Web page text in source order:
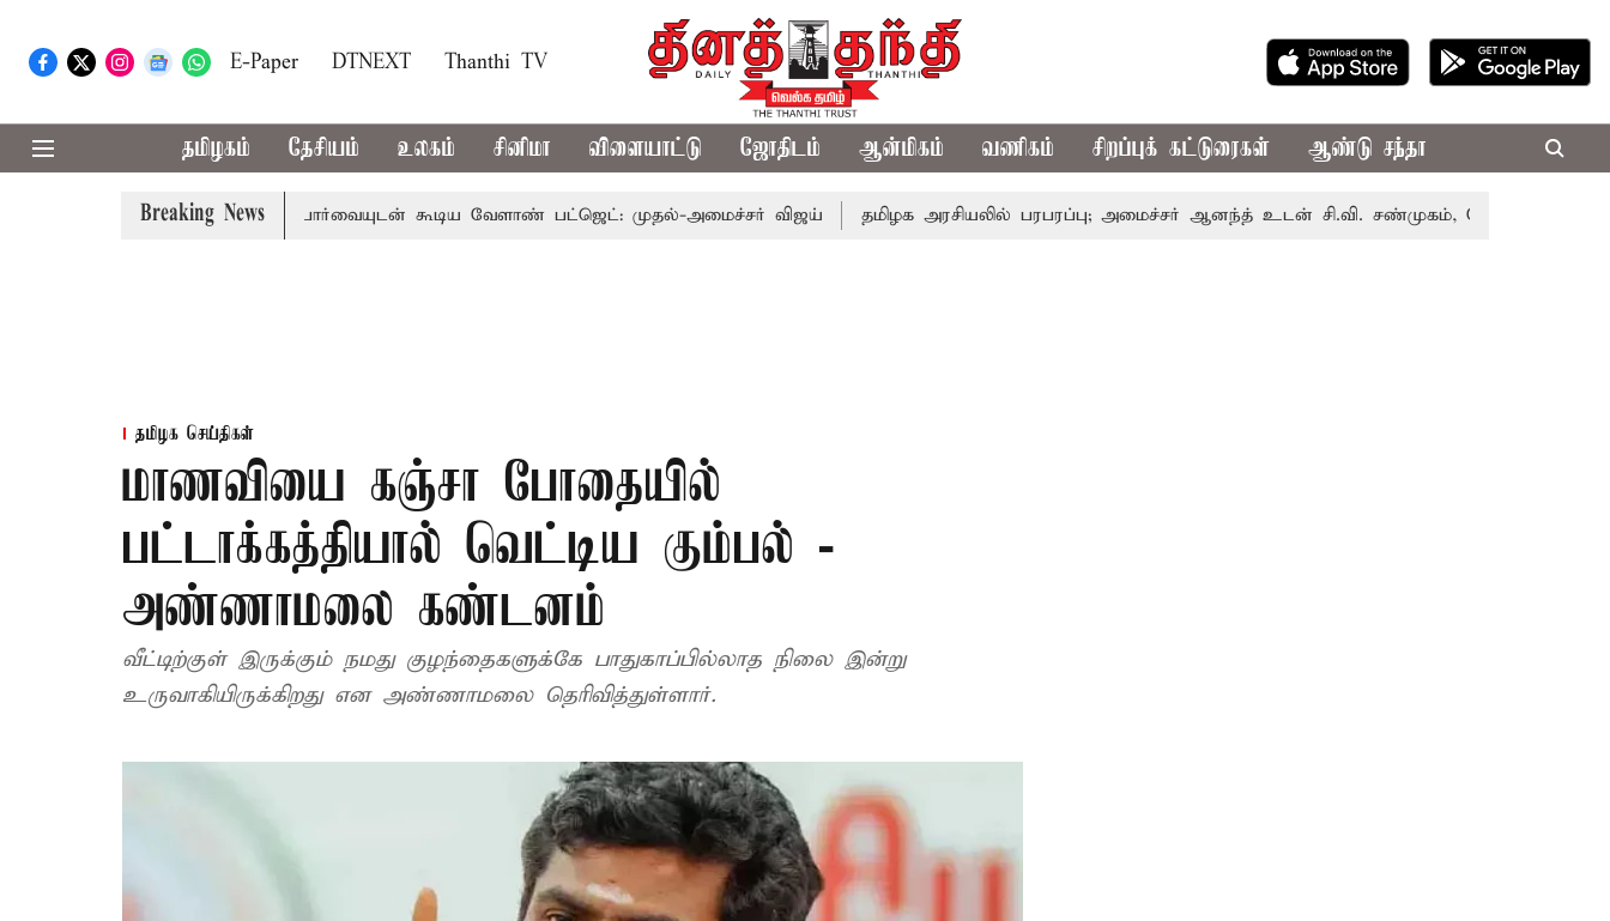
E-Paper DTNEXT Thanthi TV
தமிழகம் தேசியம் உலகம் சினிமா விளையாட்டு ஜோதிடம் ஆன்மிகம் வணிகம் சிறப்புக் கட்டுரைகள் ஆண்டு சந்தா
Breaking News
தொலைநோக்கு பார்வையுடன் கூடிய வேளாண் பட்ஜெட்: முதல்-அமைச்சர் விஜய் தமிழக அரசியலில் பரபரப்பு; அமைச்சர் ஆனந்த் உடன் சி.வி. சண்முகம், வேலுமணி சந்திப்பு
தமிழக செய்திகள்
மாணவியை கஞ்சா போதையில்
பட்டாக்கத்தியால் வெட்டிய கும்பல் -
அண்ணாமலை கண்டனம்
வீட்டிற்குள் இருக்கும் நமது குழந்தைகளுக்கே பாதுகாப்பில்லாத நிலை இன்று
உருவாகியிருக்கிறது என அண்ணாமலை தெரிவித்துள்ளார்.